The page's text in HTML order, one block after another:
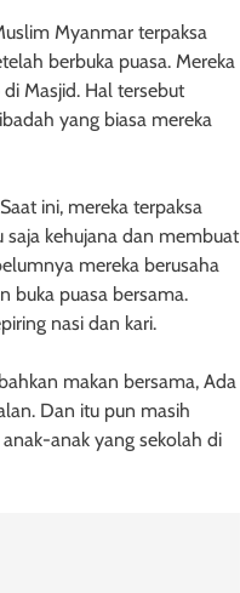
Myanmar terpaksa
berbuka puasa. Mereka
Masjid. Hal tersebut
yang biasa mereka
ini, mereka terpaksa
kehujana dan membuat
mereka berusaha
buka puasa bersama.
nasi dan kari.
makan bersama, Ada
Dan itu pun masih
anak yang sekolah di